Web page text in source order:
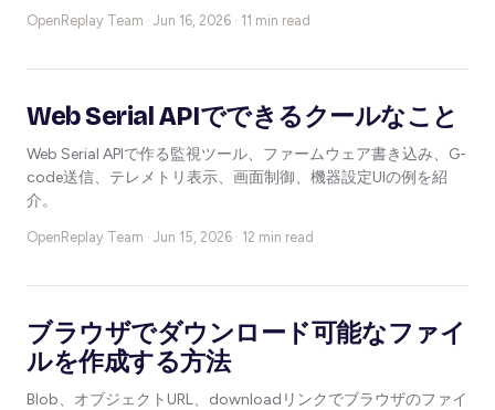
OpenReplay Team · Jun 16, 2026 · 11 min read
Web Serial APIでできるクールなこと
Web Serial APIで作る監視ツール、ファームウェア書き込み、G-
code送信、テレメトリ表示、画面制御、機器設定UIの例を紹
介。
OpenReplay Team · Jun 15, 2026 · 12 min read
ブラウザでダウンロード可能なファイ
ルを作成する方法
Blob、オブジェクトURL、downloadリンクでブラウザのファイ